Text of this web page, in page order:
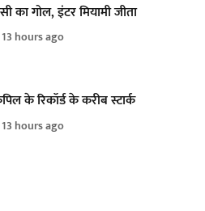
का गोल, इंटर मियामी जीता
13 hours ago
के रिकॉर्ड के करीब स्टार्क
13 hours ago